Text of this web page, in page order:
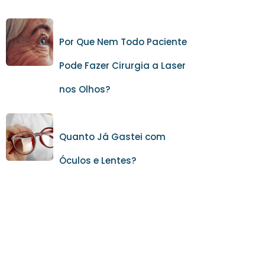
Por Que Nem Todo Paciente
Pode Fazer Cirurgia a Laser
nos Olhos?
Quanto Já Gastei com
Óculos e Lentes?